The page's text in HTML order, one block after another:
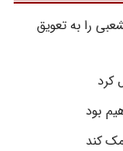
را به تعویق
کرد
بود
کند